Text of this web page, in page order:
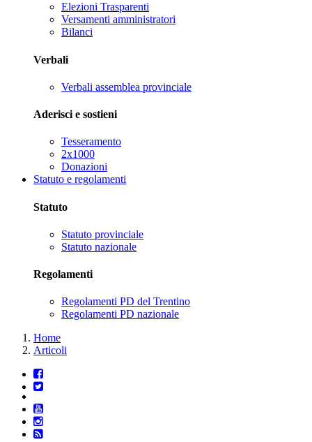
Elezioni Trasparenti
Versamenti amministratori
Bilanci
Verbali
Verbali assemblea provinciale
Aderisci e sostieni
Tesseramento
2x1000
Donazioni
Statuto e regolamenti
Statuto
Statuto provinciale
Statuto nazionale
Regolamenti
Regolamenti PD del Trentino
Regolamenti PD nazionale
Home
Articoli